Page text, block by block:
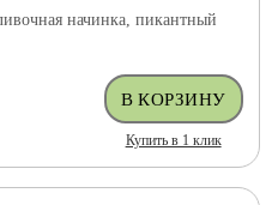
начинка, пикантный
Купить в 1 клик